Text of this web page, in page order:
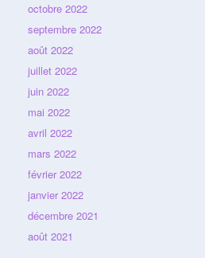
octobre 2022
septembre 2022
août 2022
juillet 2022
juin 2022
mai 2022
avril 2022
mars 2022
février 2022
janvier 2022
décembre 2021
août 2021